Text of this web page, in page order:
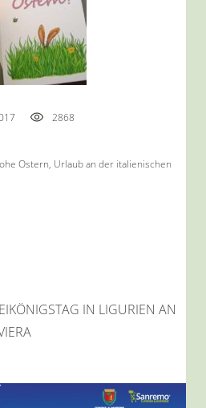
2868
Ostern, Urlaub an der italienischen
IN LIGURIEN AN